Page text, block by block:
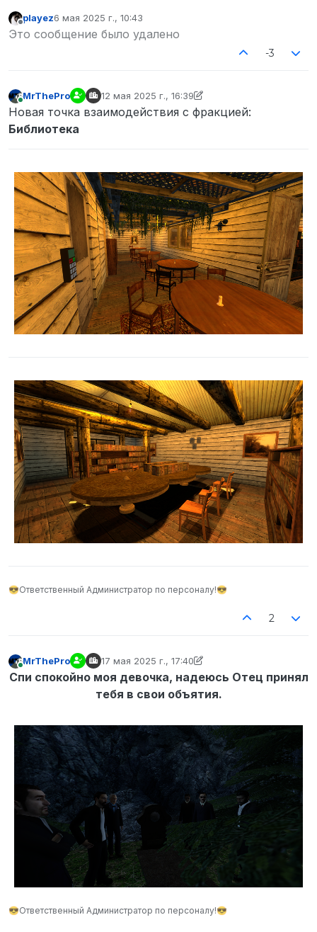
Не в сети
playez6 мая 2025 г., 10:43
отредактировано
Это сообщение было удалено
-3
В сети
MrThePro 12 мая 2025 г., 16:39
отредактировано MrThePro
Новая точка взаимодействия с фракцией:
Библиотека
😎Ответственный Администратор по персоналу!😎
2
В сети
MrThePro 17 мая 2025 г., 17:40
отредактировано MrThePro
Спи спокойно моя девочка, надеюсь Отец принял
тебя в свои объятия.
😎Ответственный Администратор по персоналу!😎